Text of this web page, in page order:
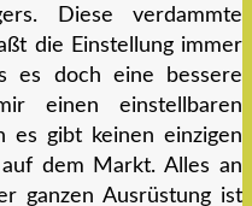
Diese verdammte
die Einstellung immer
es doch eine bessere
einen einstellbaren
es gibt keinen einzigen
dem Markt. Alles an
ganzen Ausrüstung ist